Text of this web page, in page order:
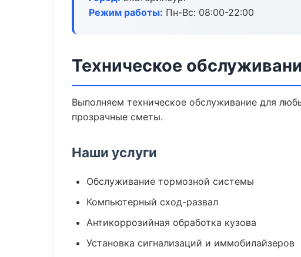
Режим работы: Пн-Вс: 08:00-22:00
Техническое
Выполняем техническое обслуживание для
прозрачные сметы.
Наши услуги
Обслуживание тормозной системы
Компьютерный сход-развал
Антикоррозийная обработка кузова
Установка сигнализаций и иммобилайзеров